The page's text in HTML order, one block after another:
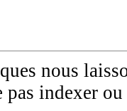
nous
indexer